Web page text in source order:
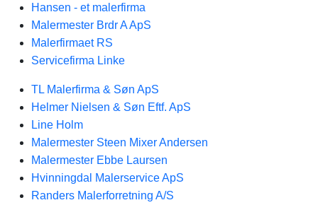
Hansen - et malerfirma
Malermester Brdr A ApS
Malerfirmaet RS
Servicefirma Linke
TL Malerfirma & Søn ApS
Helmer Nielsen & Søn Eftf. ApS
Line Holm
Malermester Steen Mixer Andersen
Malermester Ebbe Laursen
Hvinningdal Malerservice ApS
Randers Malerforretning A/S